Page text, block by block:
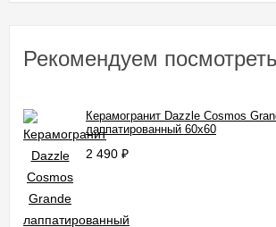
Рекомендуем посмотреть
Керамогранит Dazzle Cosmos
лаппатированный 60x60
2 490 ₽